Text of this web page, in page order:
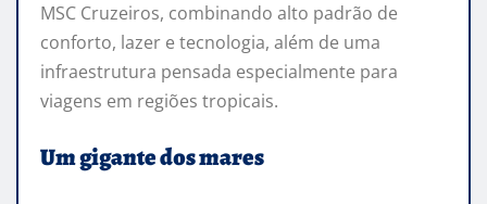
MSC Cruzeiros, combinando alto padrão de
conforto, lazer e tecnologia, além de uma
infraestrutura pensada especialmente para
viagens em regiões tropicais.
Um gigante dos mares